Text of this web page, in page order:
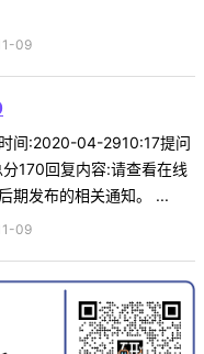
09
间:2020-04-2910:17提问
170回复内容:请查看在线
期发布的相关通知。 ...
09